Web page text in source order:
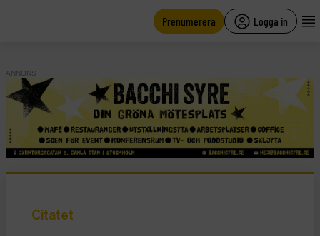
Prenumerera Logga in
ANNONS
Citatet